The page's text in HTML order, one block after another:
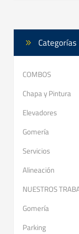
Categorías
COMBOS
Chapa y Pintura
Elevadores
Gomería
Servicios
Alineación
NUESTROS
Gomería
Parking